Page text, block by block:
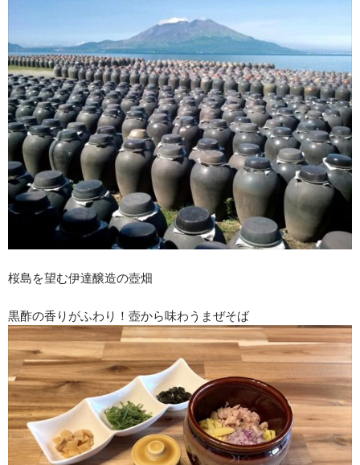
桜島を望む伊達醸造の壺畑
黒酢の香りがふわり！壺から味わうまぜそば